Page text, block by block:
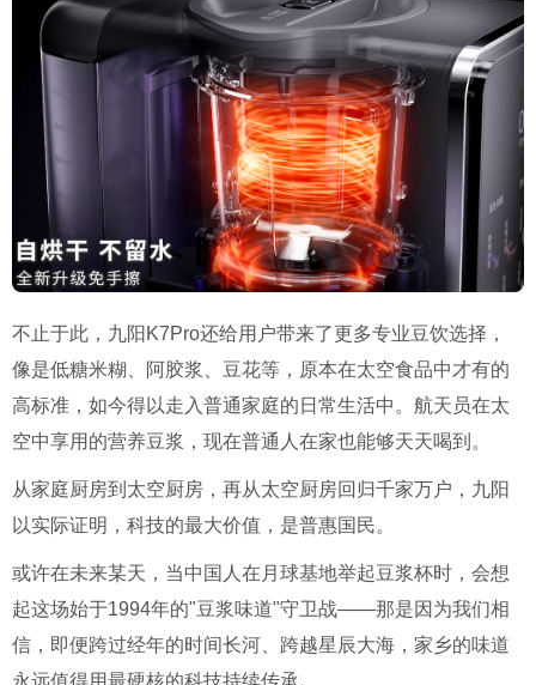
不止于此，九阳K7Pro还给用户带来了更多专业豆饮选择，
像是低糖米糊、阿胶浆、豆花等，原本在太空食品中才有的
高标准，如今得以走入普通家庭的日常生活中。航天员在太
空中享用的营养豆浆，现在普通人在家也能够天天喝到。
从家庭厨房到太空厨房，再从太空厨房回归千家万户，九阳
以实际证明，科技的最大价值，是普惠国民。
或许在未来某天，当中国人在月球基地举起豆浆杯时，会想
起这场始于1994年的"豆浆味道"守卫战——那是因为我们相
信，即便跨过经年的时间长河、跨越星辰大海，家乡的味道
永远值得用最硬核的科技持续传承。